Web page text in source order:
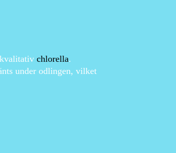
chlorella.
under odlingen, vilket